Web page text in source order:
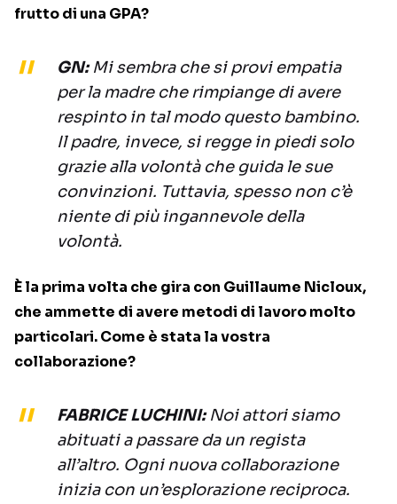
frutto di una GPA?
GN:Mi sembra che si provi empatia
per la madre che rimpiange di avere
respinto in tal modo questo bambino.
Il padre, invece, si regge in piedi solo
grazie alla volontà che guida le sue
convinzioni. Tuttavia, spesso non c’è
niente di più ingannevole della
volontà.
È la prima volta che gira con Guillaume Nicloux,
che ammette di avere metodi di lavoro molto
particolari. Come è stata la vostra
collaborazione?
FABRICE LUCHINI:Noi attori siamo
abituati a passare da un regista
all’altro. Ogni nuova collaborazione
inizia con un’esplorazione reciproca.